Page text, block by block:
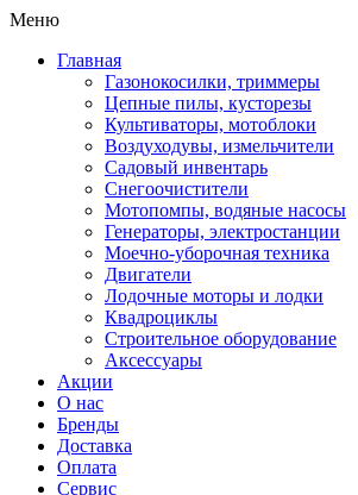
Меню
Главная
Газонокосилки, триммеры
Цепные пилы, кусторезы
Культиваторы, мотоблоки
Воздуходувы, измельчители
Садовый инвентарь
Снегоочистители
Мотопомпы, водяные насосы
Генераторы, электростанции
Моечно-уборочная техника
Двигатели
Лодочные моторы и лодки
Квадроциклы
Строительное оборудование
Аксессуары
Акции
О нас
Бренды
Доставка
Оплата
Сервис